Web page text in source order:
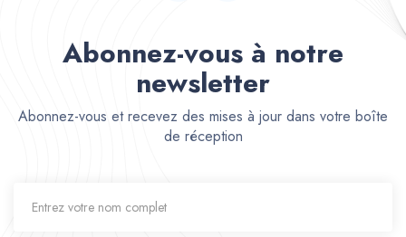
Abonnez-vous à notre
newsletter
Abonnez-vous et recevez des mises à jour dans votre boîte
de réception